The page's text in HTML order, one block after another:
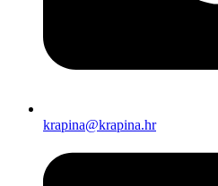
krapina@krapina.hr